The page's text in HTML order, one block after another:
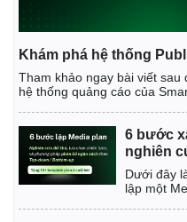
Khám phá hệ thống
Tham khảo ngay bài viết sau
hệ thống quảng cáo của
6 bước
nghiên
Dưới đây
lập một